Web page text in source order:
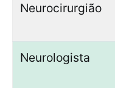
Neurocirurgião
Neurologista